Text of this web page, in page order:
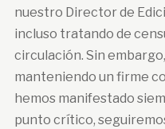
nuestro Director de
incluso tratando de
circulación. Sin
manteniendo un firme
hemos manifestado
punto crítico,